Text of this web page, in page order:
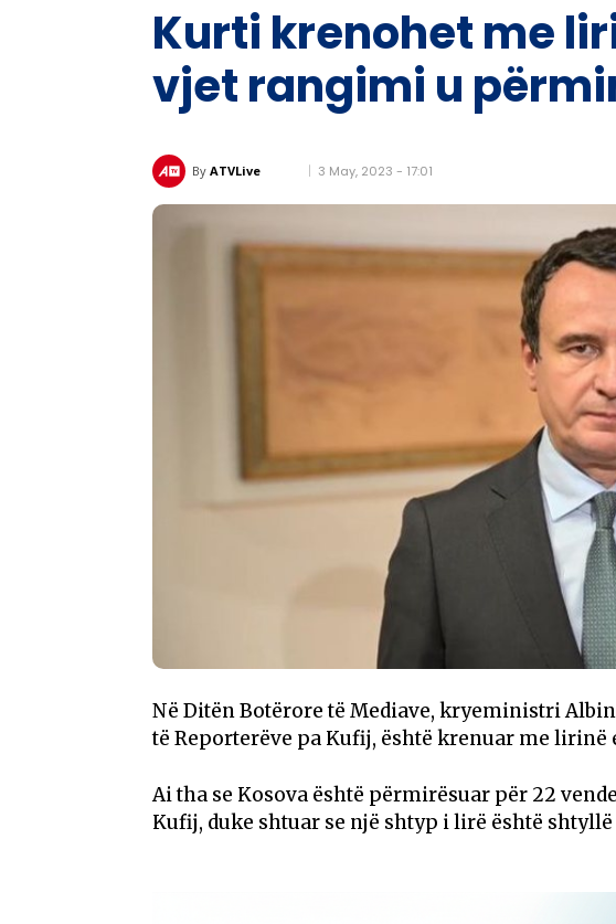
Kurti krenohet me
vjet rangimi u
By ATVLive 3 May, 2023 - 17:01
Në Ditën Botërore të Mediave, kryeministri
të Reporterëve pa Kufij, është krenuar me lirinë
Ai tha se Kosova është përmirësuar për 22
Kufij, duke shtuar se një shtyp i lirë është